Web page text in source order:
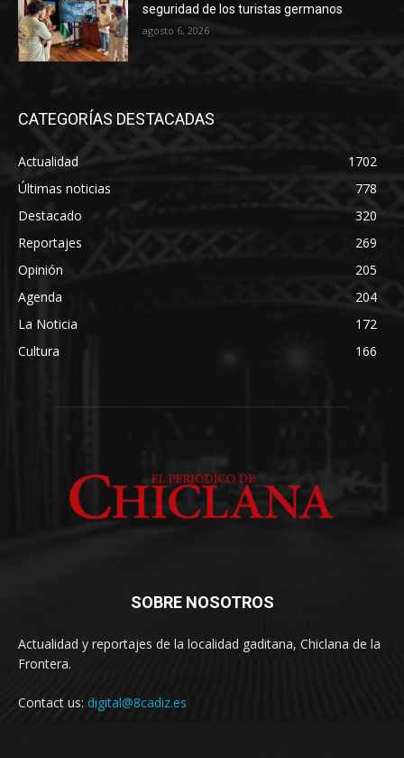
seguridad de los turistas germanos
agosto 6, 2026
CATEGORÍAS DESTACADAS
Actualidad
1702
Últimas noticias
778
Destacado
320
Reportajes
269
Opinión
205
Agenda
204
La Noticia
172
Cultura
166
SOBRE NOSOTROS
Actualidad y reportajes de la localidad gaditana, Chiclana de la
Frontera.
Contact us: digital@8cadiz.es